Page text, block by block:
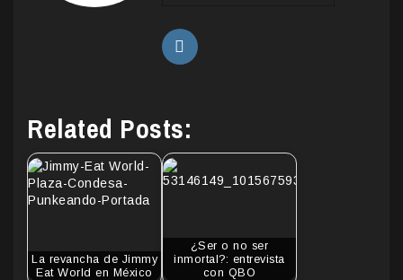
Related Posts:
La revancha de Jimmy
Eat World en México
¿Ser o no ser
inmortal?: entrevista
con QBO